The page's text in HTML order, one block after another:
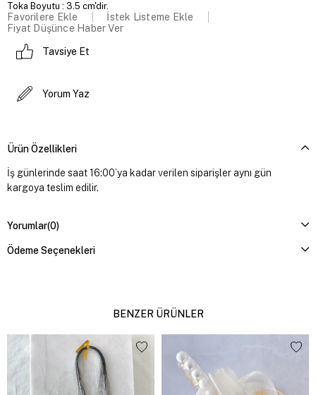
Toka Boyutu : 3.5 cm'dir.
Favorilere Ekle
İstek Listeme Ekle
Fiyat Düşünce Haber Ver
Tavsiye Et
Yorum Yaz
Ürün Özellikleri
İş günlerinde saat 16:00’ya kadar verilen siparişler aynı gün
kargoya teslim edilir.
Yorumlar(0)
Ödeme Seçenekleri
BENZER ÜRÜNLER